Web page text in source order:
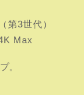
第3世代）
Max
。